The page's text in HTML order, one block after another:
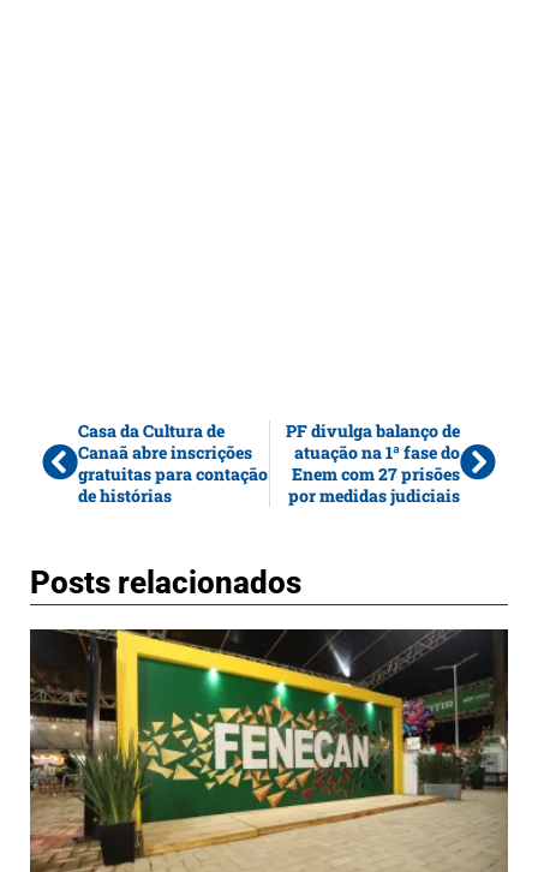
Casa da Cultura de
Canaã abre inscrições
gratuitas para contação
de histórias
PF divulga balanço de
atuação na 1ª fase do
Enem com 27 prisões
por medidas judiciais
Posts relacionados